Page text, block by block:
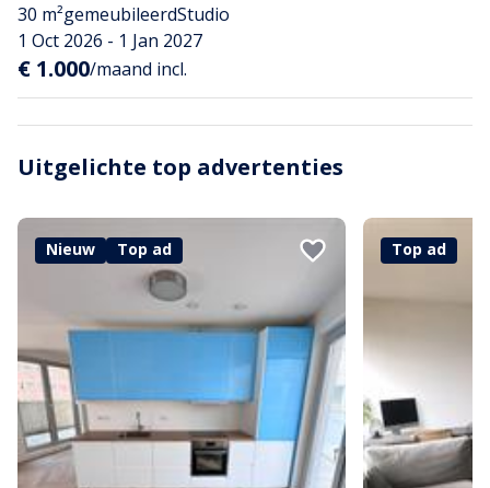
30 m²gemeubileerdStudio
1 Oct 2026 - 1 Jan 2027
€ 1.000/maand incl.
Uitgelichte top advertenties
Nieuw Top ad Top ad